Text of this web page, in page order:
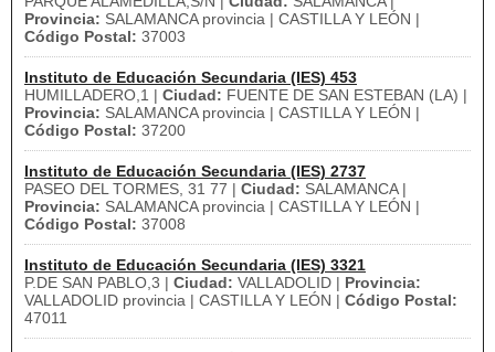
Provincia: SALAMANCA provincia | CASTILLA Y LEÓN |
Código Postal: 37003
Instituto de Educación Secundaria (IES) 453
HUMILLADERO,1 | Ciudad: FUENTE DE SAN ESTEBAN (LA) |
Provincia: SALAMANCA provincia | CASTILLA Y LEÓN |
Código Postal: 37200
Instituto de Educación Secundaria (IES) 2737
PASEO DEL TORMES, 31 77 | Ciudad: SALAMANCA |
Provincia: SALAMANCA provincia | CASTILLA Y LEÓN |
Código Postal: 37008
Instituto de Educación Secundaria (IES) 3321
P.DE SAN PABLO,3 | Ciudad: VALLADOLID | Provincia:
VALLADOLID provincia | CASTILLA Y LEÓN | Código Postal:
47011